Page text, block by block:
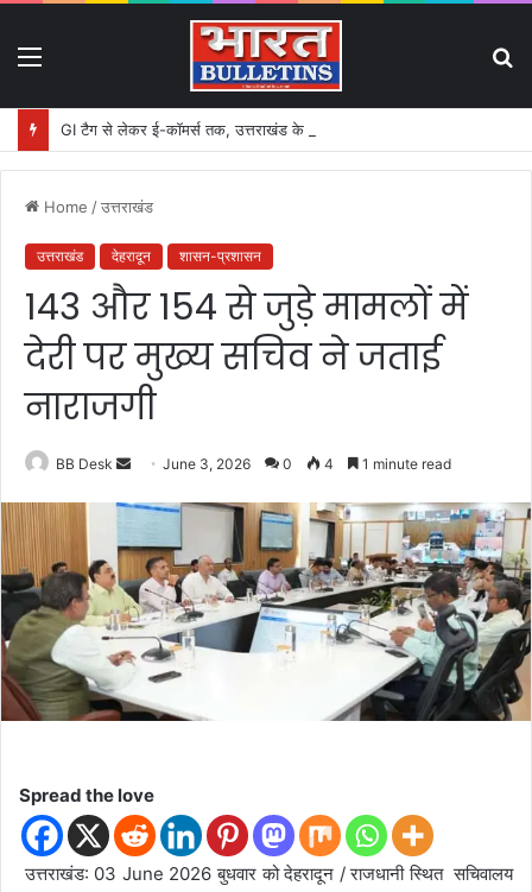
GI टैग से लेकर ई-कॉमर्स तक, उत्तराखंड के हस्तशिल्प को मिलेगा बड़ा बढ़ावा
Home /उत्तराखंड
उत्तराखंड देहरादून शासन-प्रशासन
143 और 154 से जुड़े मामलों में
देरी पर मुख्य सचिव ने जताई
नाराजगी
BB Desk
d
a
n
e
m
i
June 3, 2026 0 4 1 minute read
Spread the love
उत्तराखंड: 03 June 2026 बुधवार को देहरादून / राजधानी स्थित सचिवालय